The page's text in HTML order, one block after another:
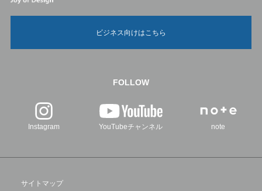
ビジネス向けはこちら
FOLLOW
Instagram YouTubeチャンネル note
サイトマップ